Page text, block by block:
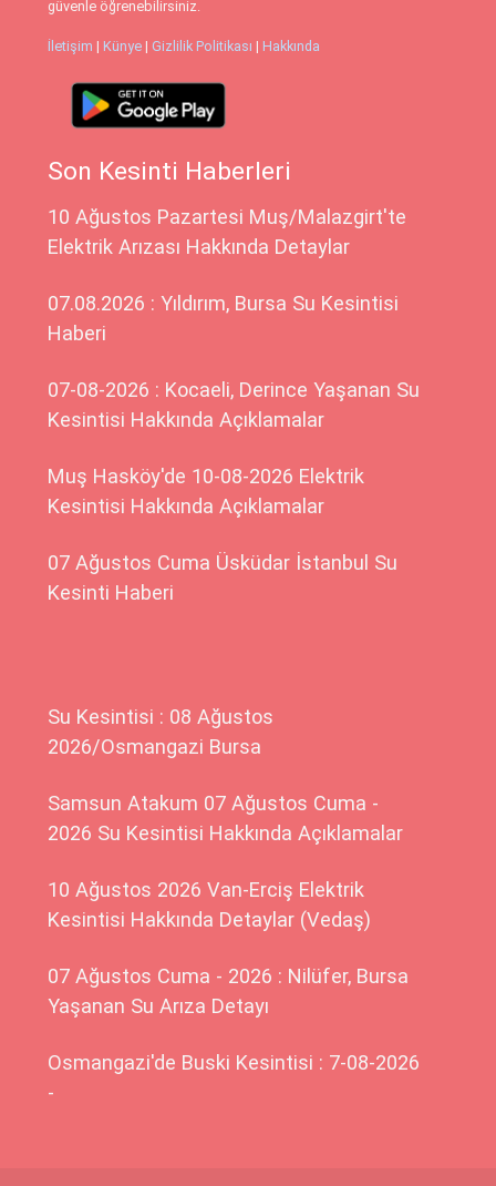
güvenle öğrenebilirsiniz.
İletişim | Künye | Gizlilik Politikası | Hakkında
Son Kesinti Haberleri
10 Ağustos Pazartesi Muş/Malazgirt'te
Elektrik Arızası Hakkında Detaylar
07.08.2026 : Yıldırım, Bursa Su Kesintisi
Haberi
07-08-2026 : Kocaeli, Derince Yaşanan Su
Kesintisi Hakkında Açıklamalar
Muş Hasköy'de 10-08-2026 Elektrik
Kesintisi Hakkında Açıklamalar
07 Ağustos Cuma Üsküdar İstanbul Su
Kesinti Haberi
Su Kesintisi : 08 Ağustos
2026/Osmangazi Bursa
Samsun Atakum 07 Ağustos Cuma -
2026 Su Kesintisi Hakkında Açıklamalar
10 Ağustos 2026 Van-Erciş Elektrik
Kesintisi Hakkında Detaylar (Vedaş)
07 Ağustos Cuma - 2026 : Nilüfer, Bursa
Yaşanan Su Arıza Detayı
Osmangazi'de Buski Kesintisi : 7-08-2026
-